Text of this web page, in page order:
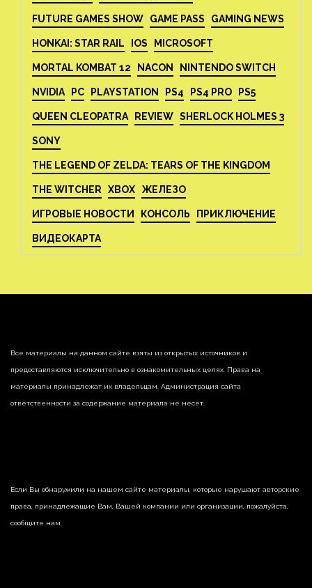
FUTURE GAMES SHOW GAME PASS GAMING NEWS
HONKAI: STAR RAIL IOS MICROSOFT
MORTAL KOMBAT 12 NACON NINTENDO SWITCH
NVIDIA PC PLAYSTATION PS4 PS4 PRO PS5
QUEEN CLEOPATRA REVIEW SHERLOCK HOLMES 3
SONY
THE LEGEND OF ZELDA: TEARS OF THE KINGDOM
THE WITCHER XBOX ЖЕЛЕЗО
ИГРОВЫЕ НОВОСТИ КОНСОЛЬ ПРИКЛЮЧЕНИЕ
ВИДЕОКАРТА
Все материалы на данном сайте взяты из открытых источников и
предоставляются исключительно в ознакомительных целях. Права на
материалы принадлежат их владельцам. Администрация сайта
ответственности за содержание материала не несет.
Если Вы обнаружили на нашем сайте материалы, которые нарушают авторские
права, принадлежащие Вам, Вашей компании или организации, пожалуйста,
сообщите нам.